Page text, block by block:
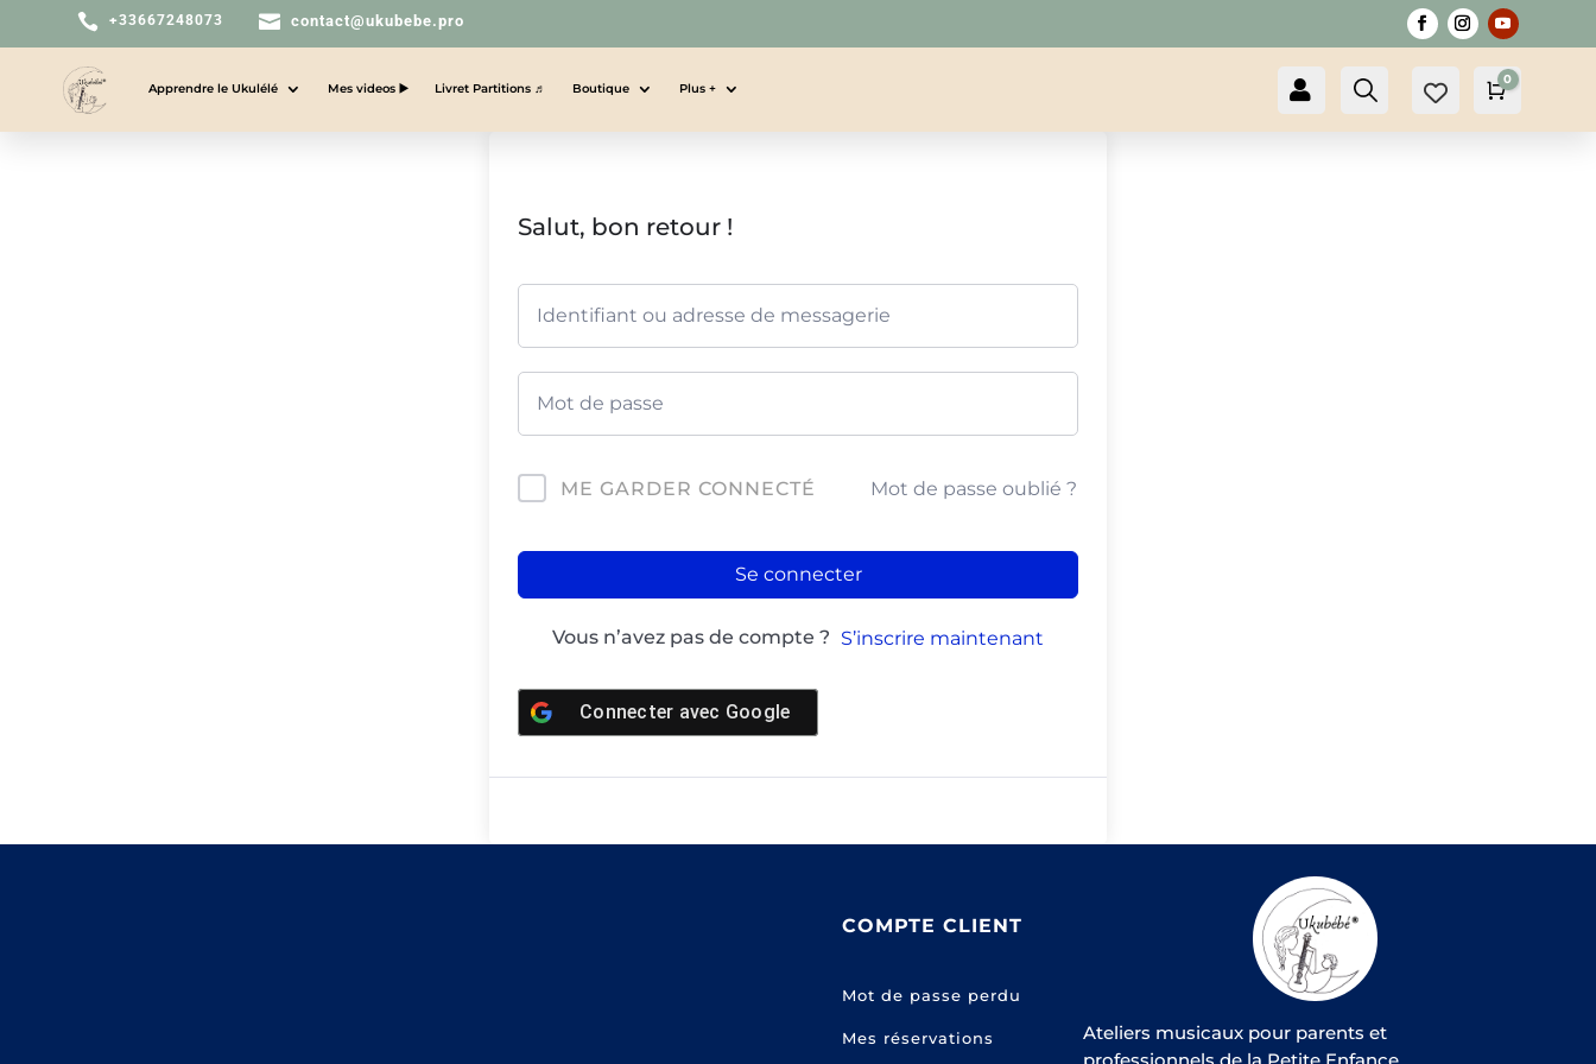
 +33667248073  contact@ukubebe.pro
Apprendre le Ukulélé Mes videos ▶️ Livret Partitions ♬ Boutique Plus +  Compte Recherche Panier
0
Salut, bon retour !
ME GARDER CONNECTÉ Mot de passe oublié ?
Se connecter
Vous n’avez pas de compte ? S’inscrire maintenant
Connecter avec Google
COMPTE CLIENT
Mot de passe perdu
Mes réservations
Ateliers musicaux pour parents et